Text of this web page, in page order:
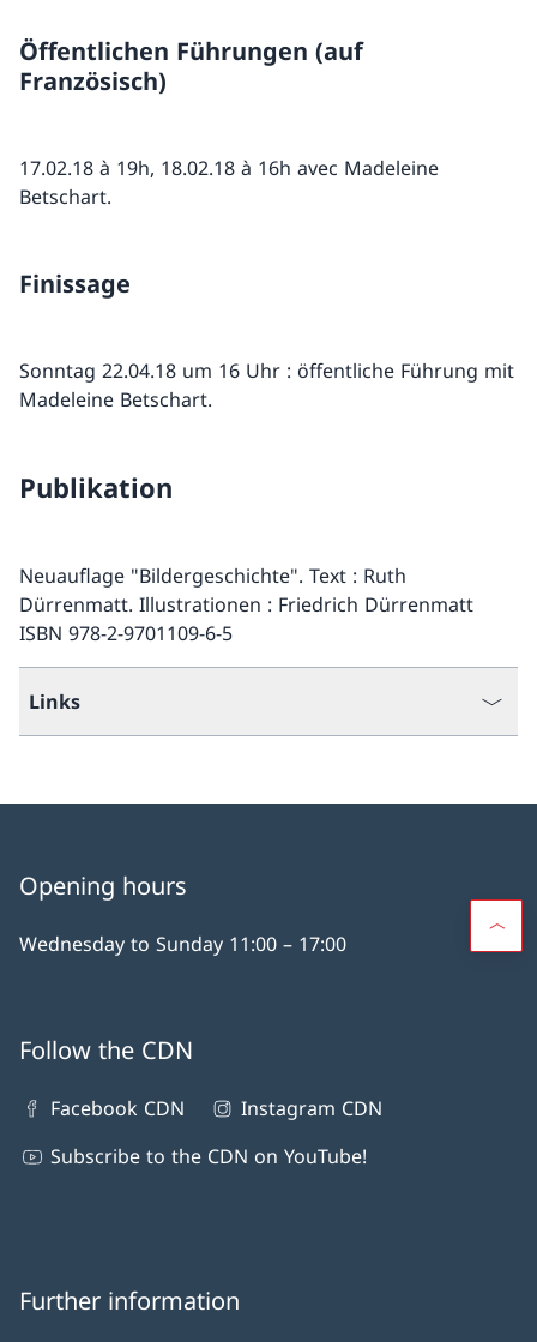
Öffentlichen Führungen (auf
Französisch)
17.02.18 à 19h, 18.02.18 à 16h avec Madeleine
Betschart.
Finissage
Sonntag 22.04.18 um 16 Uhr : öffentliche Führung mit
Madeleine Betschart.
Publikation
Neuauflage "Bildergeschichte". Text : Ruth
Dürrenmatt. Illustrationen : Friedrich Dürrenmatt
ISBN 978-2-9701109-6-5
Links
Opening hours
Wednesday to Sunday 11:00 – 17:00
Follow the CDN
Facebook CDN
Instagram CDN
Subscribe to the CDN on YouTube!
Further information